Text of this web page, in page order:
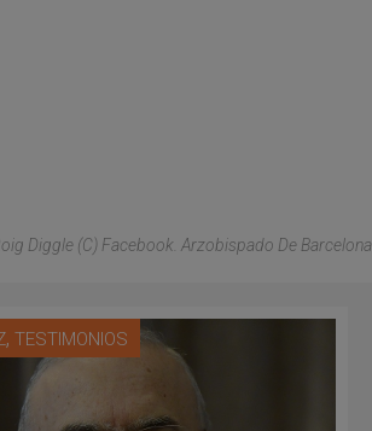
Diggle (C) Facebook. Arzobispado De Barcelona
, TESTIMONIOS